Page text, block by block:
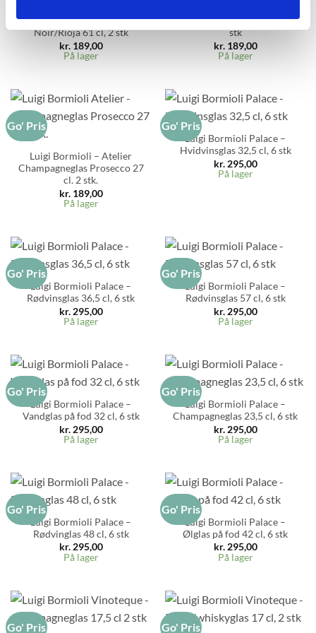
Rødvinsglas Pinot
Noir/Rioja 61 cl, 2 stk
kr.189,00
På lager
Hvidvinsglas Risling 44 cl, 2
stk
kr.189,00
På lager
Go' Pris
Luigi Bormioli – Atelier
Champagneglas Prosecco 27
cl. 2 stk.
kr.189,00
På lager
Go' Pris
Luigi Bormioli Palace –
Hvidvinsglas 32,5 cl, 6 stk
kr.295,00
På lager
Go' Pris
Luigi Bormioli Palace –
Rødvinsglas 36,5 cl, 6 stk
kr.295,00
På lager
Go' Pris
Luigi Bormioli Palace –
Rødvinsglas 57 cl, 6 stk
kr.295,00
På lager
Go' Pris
Luigi Bormioli Palace –
Vandglas på fod 32 cl, 6 stk
kr.295,00
På lager
Go' Pris
Luigi Bormioli Palace –
Champagneglas 23,5 cl, 6 stk
kr.295,00
På lager
Go' Pris
Luigi Bormioli Palace –
Rødvinglas 48 cl, 6 stk
kr.295,00
På lager
Go' Pris
Luigi Bormioli Palace –
Ølglas på fod 42 cl, 6 stk
kr.295,00
På lager
Go' Pris Go' Pris